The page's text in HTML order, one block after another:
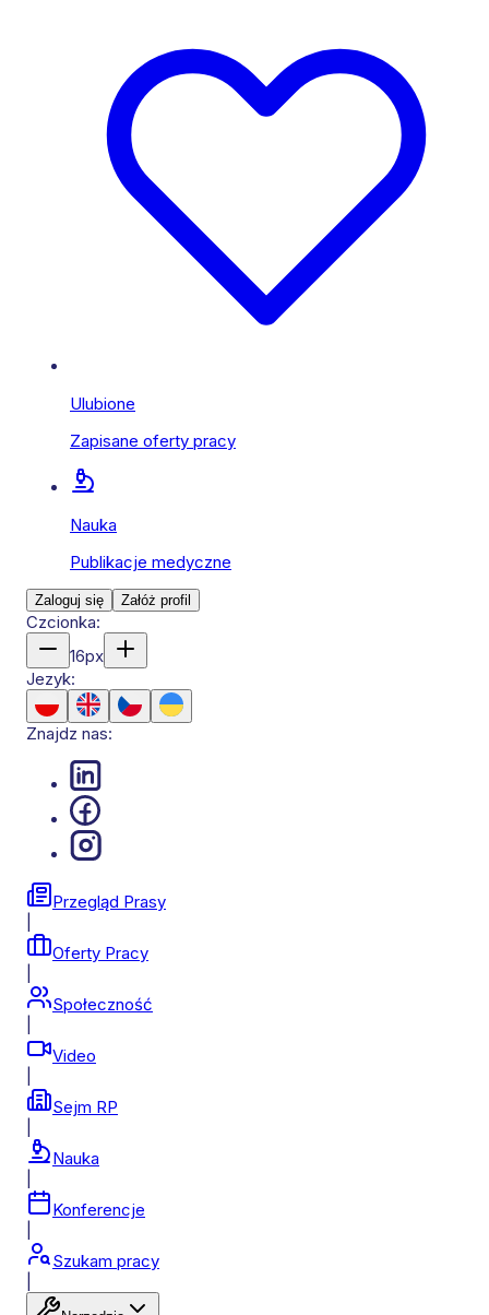
Ulubione
Zapisane oferty pracy
Nauka
Publikacje medyczne
Zaloguj się Załóż profil
Czcionka:
16px
Jezyk:
Znajdz nas:
Przegląd Prasy
Oferty Pracy
Społeczność
Video
Sejm RP
Nauka
Konferencje
Szukam pracy